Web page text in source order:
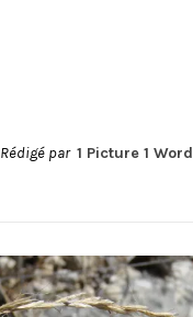
Rédigé par 1 Picture 1 Word